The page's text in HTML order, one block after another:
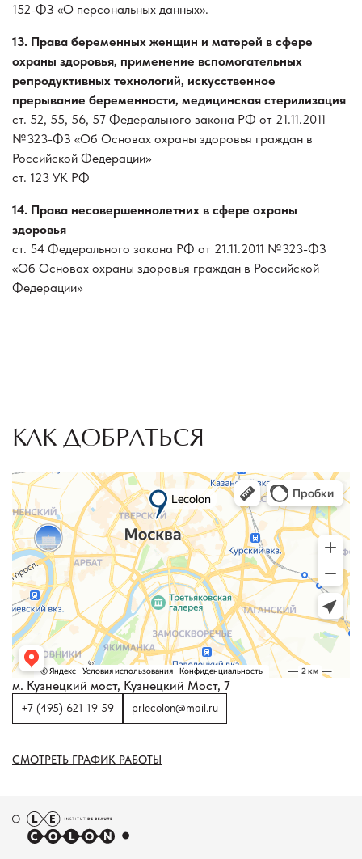
152-ФЗ «О персональных данных».
13. Права беременных женщин и матерей в сфере
охраны здоровья, применение вспомогательных
репродуктивных технологий, искусственное
прерывание беременности, медицинская стерилизация
ст. 52, 55, 56, 57 Федерального закона РФ от 21.11.2011
№323-ФЗ «Об Основах охраны здоровья граждан в
Российской Федерации»
ст. 123 УК РФ
14. Права несовершеннолетних в сфере охраны
здоровья
ст. 54 Федерального закона РФ от 21.11.2011 №323-ФЗ
«Об Основах охраны здоровья граждан в Российской
Федерации»
м. Кузнецкий мост, Кузнецкий Мост, 7
+7 (495) 621 19 59 prlecolon@mail.ru
СМОТРЕТЬ ГРАФИК РАБОТЫ
КАК ДОБРАТЬСЯ